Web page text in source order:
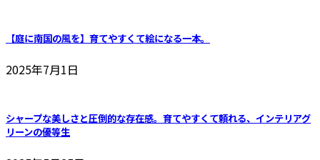
【庭に南国の風を】育てやすくて絵になる一本。
2025年7月1日
シャープな美しさと圧倒的な存在感。育てやすくて頼れる、インテリアグ
リーンの優等生